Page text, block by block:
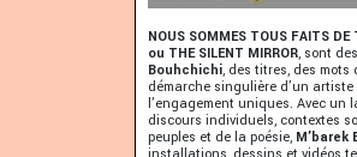
NOUS SOMMES TOUS FAITS DE
ou THE SILENT MIRROR, sont
Bouhchichi, des titres, des
démarche singulière d’un
l’engagement uniques. Avec un
discours individuels, contextes
peuples et de la poésie, M’barek